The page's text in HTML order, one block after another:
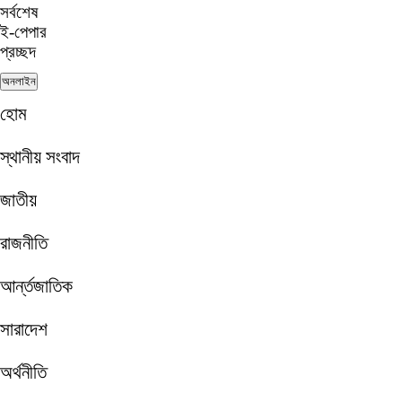
সর্বশেষ
ই-পেপার
প্রচ্ছদ
অনলাইন
হোম
স্থানীয় সংবাদ
জাতীয়
রাজনীতি
আর্ন্তজাতিক
সারাদেশ
অর্থনীতি